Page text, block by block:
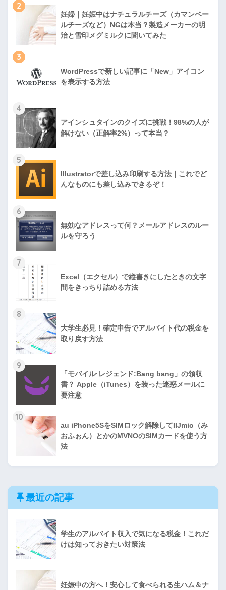
2
妊婦｜妊娠中はナチュラルチーズ（カマンベー
ルチーズなど）NGは本当？製造メーカーの明
治と雪印メグミルクに聞いてみた
3
WordPressで新しい記事に「New」アイコン
を表示する方法
4
アインシュタインのクイズに挑戦！98%の人が
解けない（正解率2%）って本当？
5
Illustratorで差し込み印刷する方法｜これでど
んなものにも差し込みできるぞ！
6
無効なアドレスって何？メールアドレスのルー
ルを守ろう
7
Excel（エクセル）で縦書きにしたときの文字
間をきっちり詰める方法
8
大学生必見！確定申告でアルバイト代の税金を
取り戻す方法
9
「モバイル·レジェンド:Bang bang」の領収
書？ Apple（iTunes）を装った迷惑メールに
要注意
10
au iPhone5SをSIMロック解除してIIJmio（み
おふぉん）とかのMVNOのSIMカードを使う方
法
最近の記事
学生のアルバイト収入で気になる税金！これだ
けは知っておきたい対策法
妊娠中の方へ！安心して食べられる生ハム＆ナ